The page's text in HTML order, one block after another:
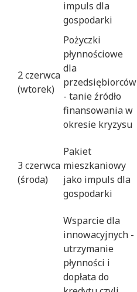
impuls dla
gospodarki
2 czerwca
(wtorek)
Pożyczki
płynnościowe
dla
przedsiębiorców
- tanie źródło
finansowania w
okresie kryzysu
3 czerwca
(środa)
Pakiet
mieszkaniowy
jako impuls dla
gospodarki
Wsparcie dla
innowacyjnych -
utrzymanie
płynności i
dopłata do